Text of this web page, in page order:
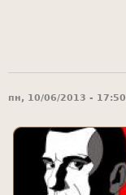
пн, 10/06/2013 - 17:50